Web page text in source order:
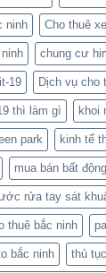
ninh Cho thuê
chung cư
19 Dịch vụ cho
thì làm gì khoi
park kinh tế
mua bán bất
rửa tay sát
thuê bắc ninh
bắc ninh thủ